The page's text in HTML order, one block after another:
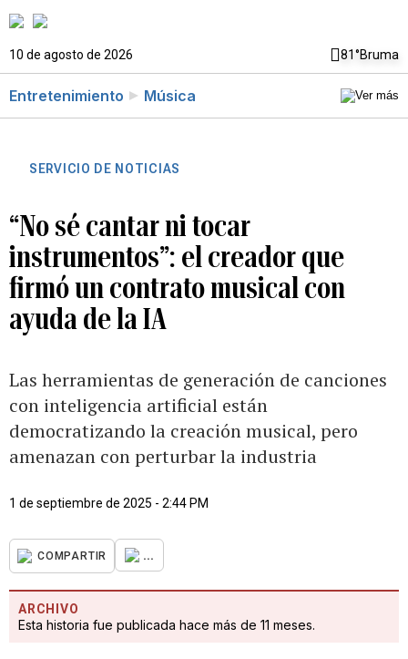
10 de agosto de 2026 81°Bruma
Entretenimiento Música
SERVICIO DE NOTICIAS
“No sé cantar ni tocar
instrumentos”: el creador que
firmó un contrato musical con
ayuda de la IA
Las herramientas de generación de canciones
con inteligencia artificial están
democratizando la creación musical, pero
amenazan con perturbar la industria
1 de septiembre de 2025 - 2:44 PM
COMPARTIR ...
ARCHIVO
Esta historia fue publicada hace más de 11 meses.